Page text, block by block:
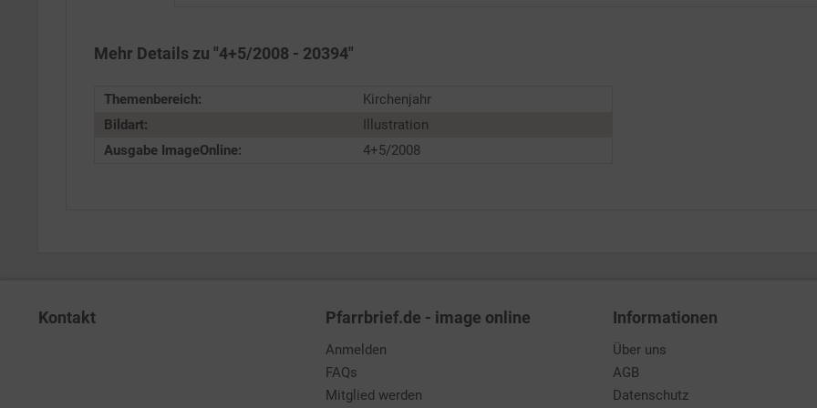
Mehr Details zu "4+5/2008 - 20394"
Themenbereich:
Kirchenjahr
Bildart:
Illustration
Ausgabe ImageOnline:
4+5/2008
Kontakt Pfarrbrief.de - image online
Anmelden
FAQs
Mitglied werden
Informationen
Über uns
AGB
Datenschutz
Service